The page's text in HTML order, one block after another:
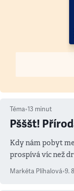
Téma•13 minut
Pšššt!
Kdy nám pobyt
prospívá víc než
Markéta Plíhalová•9.